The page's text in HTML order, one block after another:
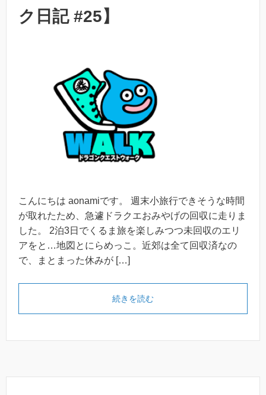
ク日記 #25】
こんにちは aonamiです。 週末小旅行できそうな時間
が取れたため、急遽ドラクエおみやげの回収に走りま
した。 2泊3日でくるま旅を楽しみつつ未回収のエリ
アをと…地図とにらめっこ。近郊は全て回収済なの
で、まとまった休みが […]
続きを読む